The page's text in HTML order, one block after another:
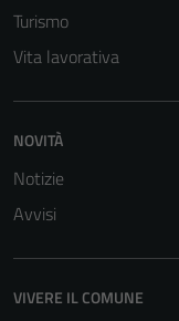
Turismo
Vita lavorativa
NOVITÀ
Notizie
Avvisi
VIVERE IL COMUNE